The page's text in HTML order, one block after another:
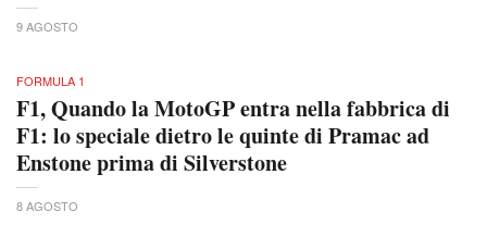
9 AGOSTO
FORMULA 1
F1, Quando la MotoGP entra nella fabbrica di
F1: lo speciale dietro le quinte di Pramac ad
Enstone prima di Silverstone
8 AGOSTO